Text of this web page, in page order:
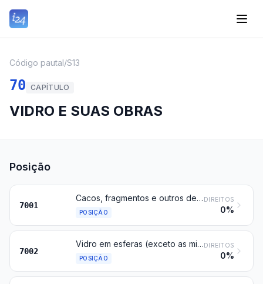
Código pautal/S13
70 CAPÍTULO
VIDRO E SUAS OBRAS
Posição
7001
Cacos, fragmentos e outros desperdícios e resíduos de vidro, exceto o vidro de tubos catódicos e outros vidros ativados da posição 8549; vidro em blocos ou massas
POSIÇÃO
DIREITOS
0%
7002
Vidro em esferas (exceto as microsferas da posição 7018), barras, varetas e tubos, não trabalhado
POSIÇÃO
DIREITOS
0%